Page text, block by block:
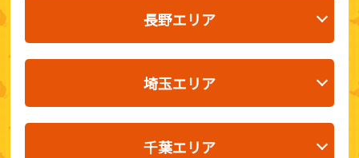
長野エリア
埼玉エリア
千葉エリア